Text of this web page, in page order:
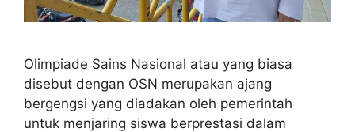
Olimpiade Sains Nasional atau yang biasa
disebut dengan OSN merupakan ajang
bergengsi yang diadakan oleh pemerintah
untuk menjaring siswa berprestasi dalam